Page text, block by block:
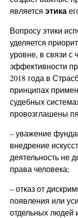
является этика
Вопросу этики
уделяется
уровне, в связи с
эффективности
2018 года в
принципах
судебных
провозглашены
– уважение
внедрение
деятельность не
права человека;
– отказ от
появления или
отдельных людей